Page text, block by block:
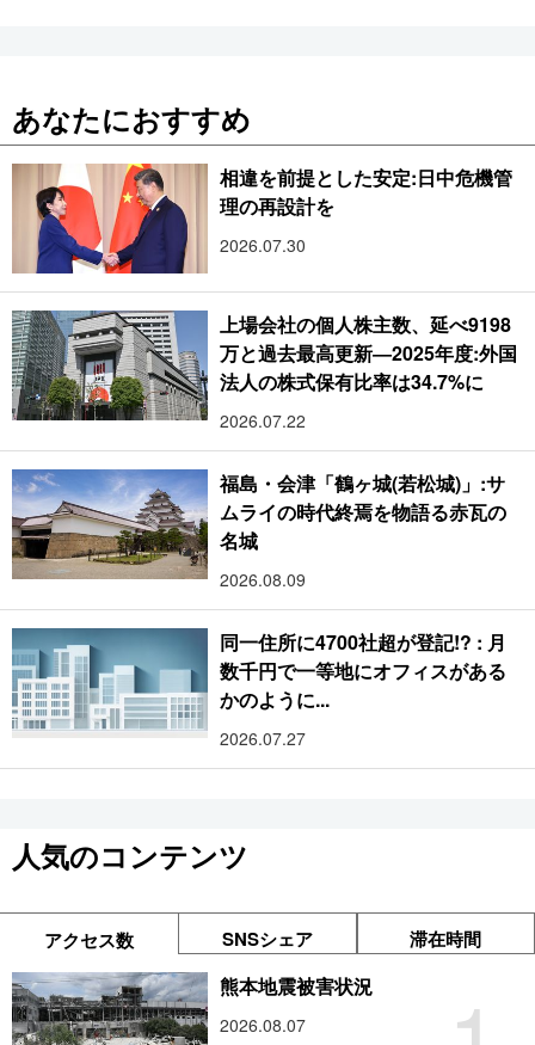
あなたにおすすめ
相違を前提とした安定:日中危機管
理の再設計を
2026.07.30
上場会社の個人株主数、延べ9198
万と過去最高更新―2025年度:外国
法人の株式保有比率は34.7%に
2026.07.22
福島・会津「鶴ヶ城(若松城)」:サ
ムライの時代終焉を物語る赤瓦の
名城
2026.08.09
同一住所に4700社超が登記!? : 月
数千円で一等地にオフィスがある
かのように...
2026.07.27
人気のコンテンツ
アクセス数 SNSシェア 滞在時間
熊本地震被害状況
2026.08.07